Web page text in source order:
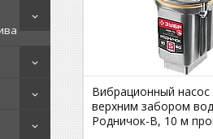
Вибрационный насос
верхним забором
Родничок-В, 10 м